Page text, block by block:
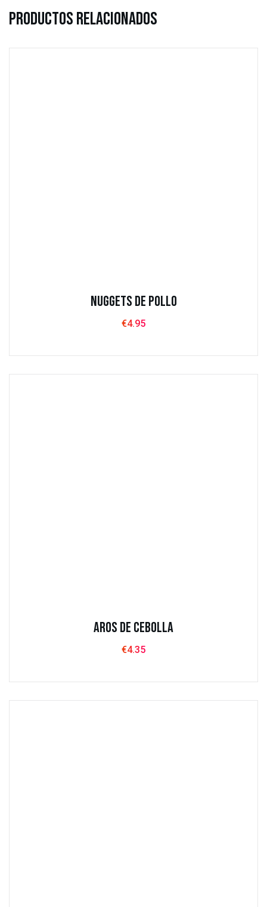
Productos Relacionados
Nuggets de pollo
€4.95
Aros de Cebolla
€4.35